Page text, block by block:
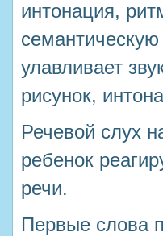
интонация,
улавливает
рисунок,
Речевой слух
ребенок
речи.
Первые слова